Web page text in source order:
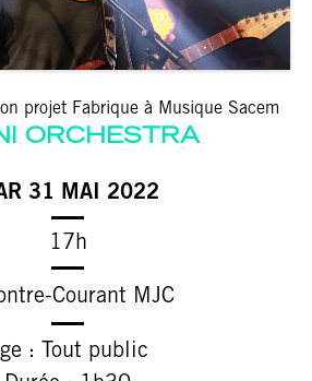
projet Fabrique à Musique Sacem
ORCHESTRA
31 MAI 2022
17h
Courant MJC
: Tout public